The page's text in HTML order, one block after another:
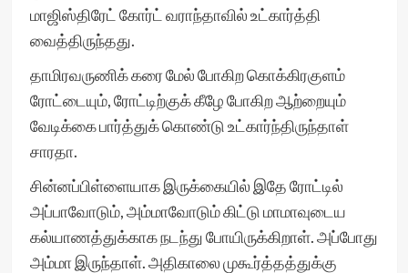
மாஜிஸ்திரேட் கோர்ட் வராந்தாவில் உட்கார்த்தி
வைத்திருந்தது.
தாமிரவருணிக் கரை மேல் போகிற கொக்கிரகுளம்
ரோட்டையும், ரோட்டிற்குக் கீழே போகிற ஆற்றையும்
வேடிக்கை பார்த்துக் கொண்டு உட்கார்ந்திருந்தாள்
சாரதா.
சின்னப்பிள்ளையாக இருக்கையில் இதே ரோட்டில்
அப்பாவோடும், அம்மாவோடும் கிட்டு மாமாவுடைய
கல்யாணத்துக்காக நடந்து போயிருக்கிறாள். அப்போது
அம்மா இருந்தாள். அதிகாலை முகூர்த்தத்துக்கு